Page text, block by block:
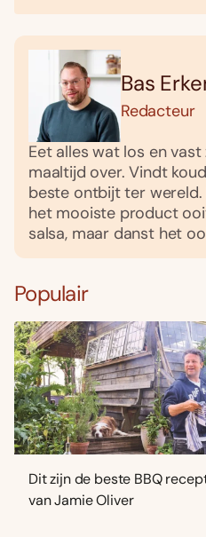
Bas
Redacteur
Eet alles wat los en
maaltijd over. Vindt
beste ontbijt ter wereld.
het mooiste product
salsa, maar danst het
Populair
Dit zijn de beste BBQ
van Jamie Oliver